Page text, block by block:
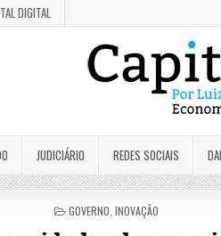
DIGITAL
JUDICIÁRIO REDES SOCIAIS
POSTED
GOVERNO INOVAÇÃO